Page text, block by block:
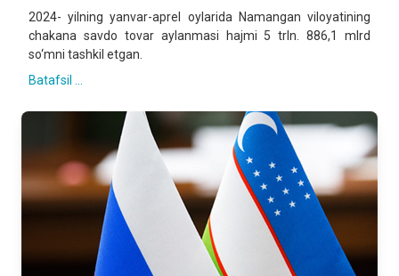
2024- yilning yanvar-aprel oylarida Namangan viloyatining
chakana savdo tovar aylanmasi hajmi 5 trln. 886,1 mlrd
so‘mni tashkil etgan.
Batafsil ...